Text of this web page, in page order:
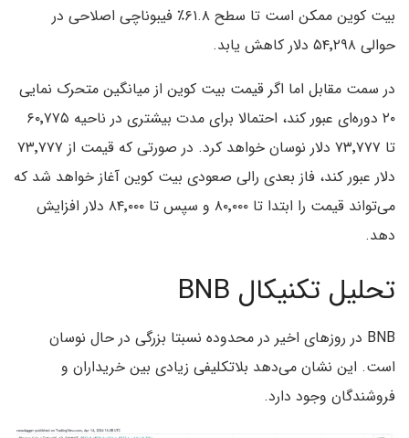
بیت کوین ممکن است تا سطح ۶۱.۸٪ فیبوناچی اصلاحی در
حوالی ۵۴٬۲۹۸ دلار کاهش یابد.
در سمت مقابل اما اگر قیمت بیت کوین از میانگین متحرک نمایی
۲۰ دوره‌ای عبور کند، احتمالا برای مدت بیشتری در ناحیه ۶۰٬۷۷۵
تا ۷۳٬۷۷۷ دلار نوسان خواهد کرد. در صورتی که قیمت از ۷۳٬۷۷۷
دلار عبور کند، فاز بعدی رالی صعودی بیت کوین آغاز خواهد شد که
می‌تواند قیمت را ابتدا تا ۸۰٬۰۰۰ و سپس تا ۸۴٬۰۰۰ دلار افزایش
دهد.
تحلیل تکنیکال BNB
BNB در روزهای اخیر در محدوده نسبتا بزرگی در حال نوسان
است. این نشان می‌دهد بلاتکلیفی زیادی بین خریداران و
فروشندگان وجود دارد.